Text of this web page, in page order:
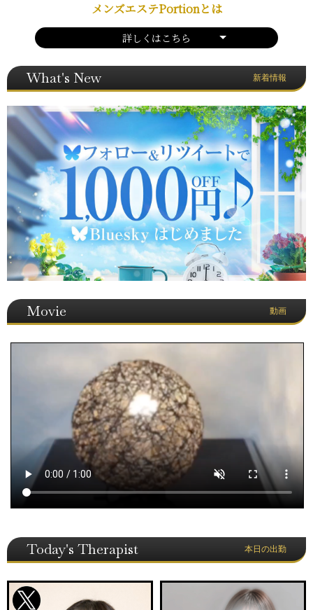
メンズエステPortionとは
詳しくはこちら
What's New 新着情報
Movie 動画
Today's Therapist 本日の出勤